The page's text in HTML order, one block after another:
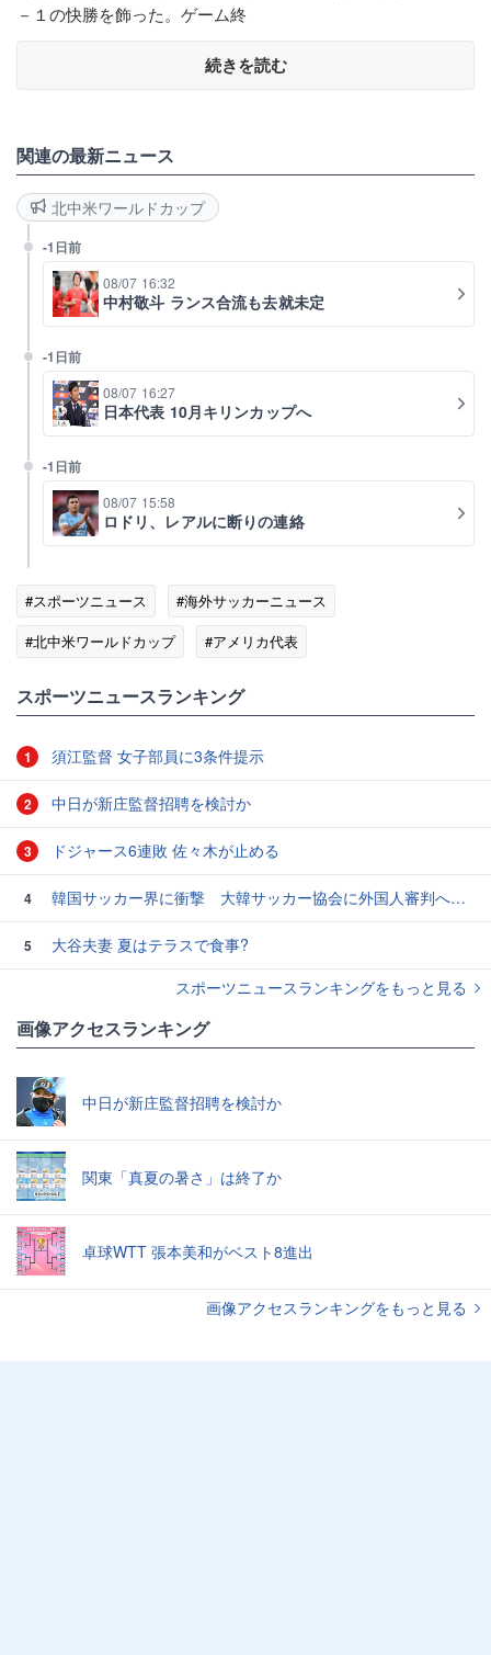
－１の快勝を飾った。ゲーム終
続きを読む
関連の最新ニュース
北中米ワールドカップ
-1日前
08/07 16:32
中村敬斗 ランス合流も去就未定
-1日前
08/07 16:27
日本代表 10月キリンカップへ
-1日前
08/07 15:58
ロドリ、レアルに断りの連絡
#スポーツニュース
#海外サッカーニュース
#北中米ワールドカップ
#アメリカ代表
スポーツニュースランキング
1 須江監督 女子部員に3条件提示
2 中日が新庄監督招聘を検討か
3 ドジャース6連敗 佐々木が止める
4 韓国サッカー界に衝撃 大韓サッカー協会に外国人審判への“性的接待”疑惑 韓国メディアが報道
5
大谷夫妻 夏はテラスで食事?
スポーツニュースランキングをもっと見る
画像アクセスランキング
中日が新庄監督招聘を検討か
関東「真夏の暑さ」は終了か
卓球WTT 張本美和がベスト8進出
画像アクセスランキングをもっと見る